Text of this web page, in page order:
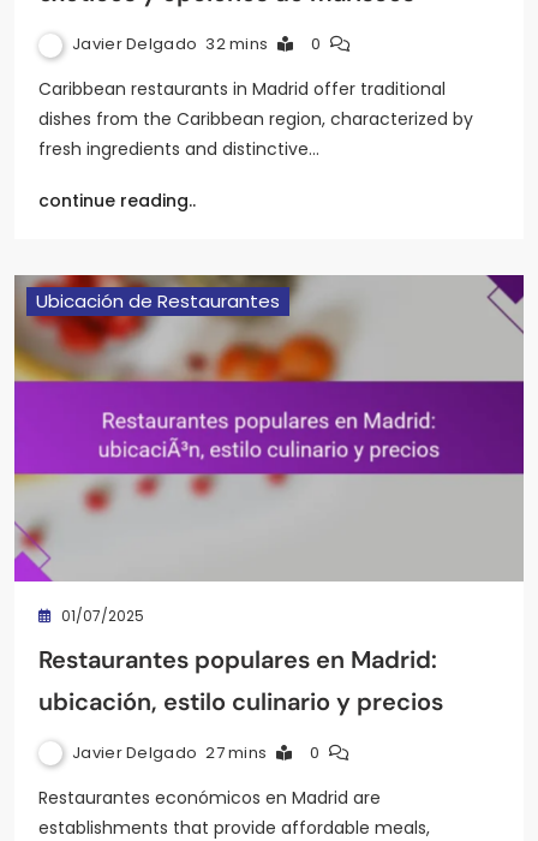
Javier Delgado 32 mins 0
Caribbean restaurants in Madrid offer traditional
dishes from the Caribbean region, characterized by
fresh ingredients and distinctive…
continue reading..
Ubicación de Restaurantes
01/07/2025
Restaurantes populares en Madrid:
ubicación, estilo culinario y precios
Javier Delgado 27 mins 0
Restaurantes económicos en Madrid are
establishments that provide affordable meals,